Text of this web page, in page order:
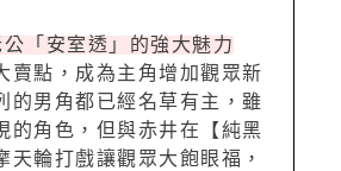
「安室透」的強大魅力
賣點，成為主角增加觀眾新
的男角都已經名草有主，雖
的角色，但與赤井在【純黑
天輪打戲讓觀眾大飽眼福，